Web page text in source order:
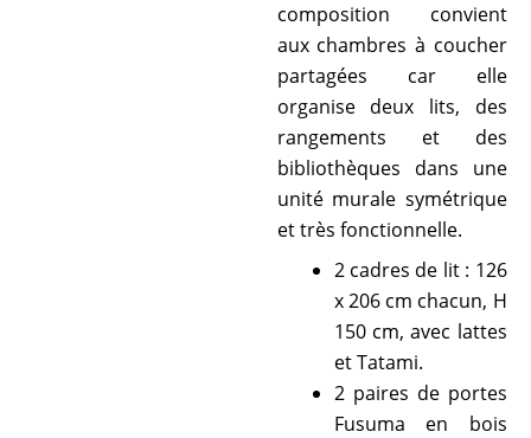
composition convient
aux chambres à coucher
partagées car elle
organise deux lits, des
rangements et des
bibliothèques dans une
unité murale symétrique
et très fonctionnelle.
2 cadres de lit : 126
x 206 cm chacun, H
150 cm, avec lattes
et Tatami.
2 paires de portes
Fusuma en bois